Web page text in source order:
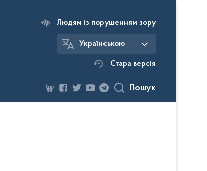
Людям із порушенням зору
Українською
Стара версія
Пошук